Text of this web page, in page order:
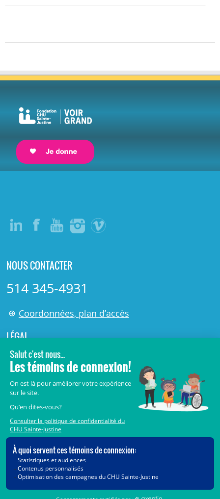
NOUS CONTACTER
514 345-4931
Coordonnées, plan d’accès
LÉGAL
© 2006-2026Centre de recherche Azrieli du CHU Sainte-
Justine.
Avis légaux